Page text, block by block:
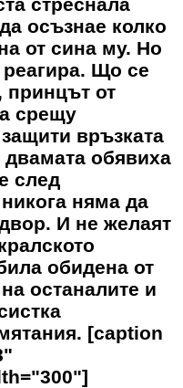
осъзнае колко
от сина му. Но
Що се
принцът от
срещу
връзката
обявиха
след
няма да
И не желаят
обидена от
останалите и
[caption